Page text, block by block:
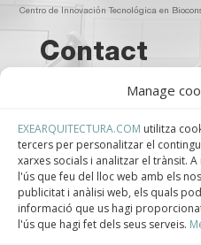
Manage
EXEARQUITECTURA.COM utilitza
tercers per personalitzar el
xarxes socials i analitzar el trànsit.
l'ús que feu del lloc web amb els
publicitat i anàlisi web, els quals
informació que us hagi
l'ús que hagi fet dels seus serveis.
Centro de Innovación Tecnológica en
Contact
Teléfono
+34 932 008 035
Correo